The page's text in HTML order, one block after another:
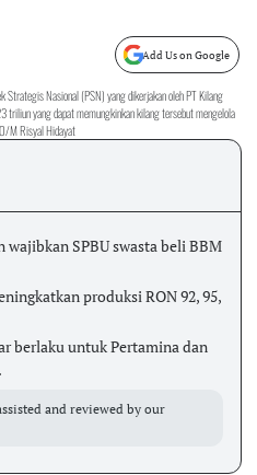
Add Us on Google
Strategis Nasional (PSN) yang dikerjakan oleh PT Kilang
triliun yang dapat memungkinkan kilang tersebut mengelola
M Risyal Hidayat
wajibkan SPBU swasta beli BBM
produksi RON 92, 95,
berlaku untuk Pertamina dan
and reviewed by our